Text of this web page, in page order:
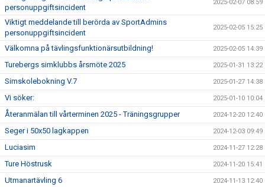
personuppgiftsincident
2025-02-07 08:59
Viktigt meddelande till berörda av SportAdmins
personuppgiftsincident
2025-02-05 15:25
Välkomna på tävlingsfunktionärsutbildning! 2025-02-05 14:39
Turebergs simklubbs årsmöte 2025 2025-01-31 13:22
Simskolebokning V.7 2025-01-27 14:38
Vi söker: 2025-01-10 10:04
Återanmälan till vårterminen 2025 - Träningsgrupper 2024-12-20 12:40
Seger i 50x50 lagkappen 2024-12-03 09:49
Luciasim 2024-11-27 12:28
Ture Höstrusk 2024-11-20 15:41
Utmanartävling 6 2024-11-13 12:40